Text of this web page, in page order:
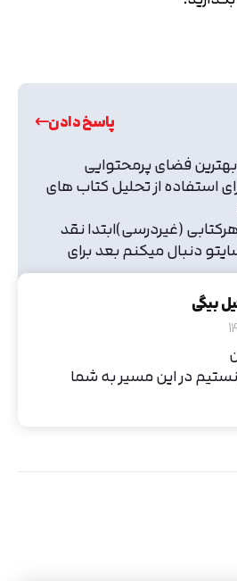
پاسخ دادن
فضای پرمحتوایی
از تحلیل کتاب های
(غیردرسی)ابتدا نقد
دنبال میکنم بعد برای
بیگی
در این مسیر به شما